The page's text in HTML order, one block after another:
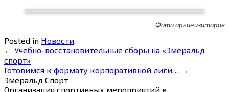
Фото организаторов
Posted in Новости.
← Учебно-восстановительные сборы на «Эмеральд
спорт»
Готовимся к формату корпоративной лиги… →
Эмеральд Спорт
Организация спортивных мероприятий в